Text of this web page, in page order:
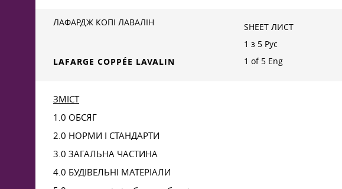
ЛАФАРДЖ КОПІ ЛАВАЛІН
LAFARGE COPPÉE LAVALIN
SHEET ЛИСТ
1 з 5 Pyс
1 of 5 Eng
ЗМІСТ
1.0 ОБСЯГ
2.0 НОРМИ І СТАНДАРТИ
3.0 ЗАГАЛЬНА ЧАСТИНА
4.0 БУДІВЕЛЬНІ МАТЕРІАЛИ